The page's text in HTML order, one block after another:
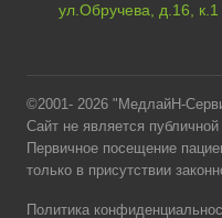
ул.Обручева, д.16, к.1
©2001- 2026 "МедлайН-
Сайт не является
Первичное посещение
только в присутствии
Политика